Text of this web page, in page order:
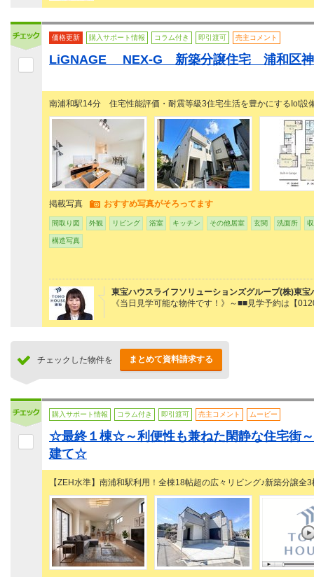
価格更新 購入サポート情報 コラム付き 即引渡可 売主コメント
LiGNAGE NEX-G 新築分譲住宅 浦和区神
南浦和駅14分 住宅性能評価・耐震等級3住宅生活を豊かにするIot設
掲載写真 おすすめ写真がそろってます
間取り図 外観 リビング 浴室 キッチン その他居室 玄関 洗面所
構造写真
東宝ハウスライフソリューションズグループ(株)東宝
《当日見学可能な物件です！》～■■見学予約は【
チェックした物件を まとめて資料請求する
購入サポート情報 コラム付き 即引渡可 売主コメント ムービー
☆最終１棟☆～利便性も兼ねた閑静な住宅街
建て☆
【ZEH水準】南浦和駅利用！全棟18帖超の広々リビング♪新築分譲全